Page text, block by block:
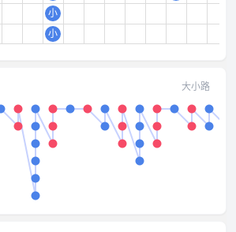
小
小
大小路